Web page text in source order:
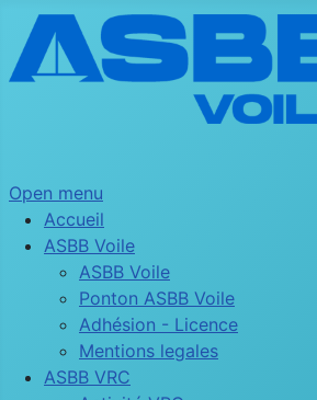
Open menu
Accueil
ASBB Voile
ASBB Voile
Ponton ASBB Voile
Adhésion - Licence
Mentions legales
ASBB VRC